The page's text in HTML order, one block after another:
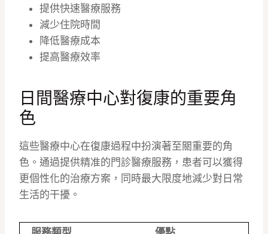
提供快速醫療服務
減少住院時間
降低醫療成本
提高醫療效率
日間醫療中心對復康的重要角
色
這些醫療中心在復康過程中扮演著至關重要的角
色。通過提供精准的門診醫療服務，患者可以獲得
更個性化的治療方案，同時最大限度地減少對日常
生活的干擾。